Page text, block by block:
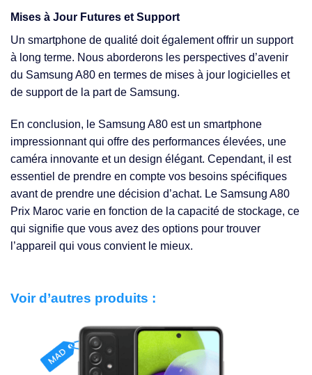
Mises à Jour Futures et Support
Un smartphone de qualité doit également offrir un support
à long terme. Nous aborderons les perspectives d’avenir
du Samsung A80 en termes de mises à jour logicielles et
de support de la part de Samsung.
En conclusion, le Samsung A80 est un smartphone
impressionnant qui offre des performances élevées, une
caméra innovante et un design élégant. Cependant, il est
essentiel de prendre en compte vos besoins spécifiques
avant de prendre une décision d’achat. Le Samsung A80
Prix Maroc varie en fonction de la capacité de stockage, ce
qui signifie que vous avez des options pour trouver
l’appareil qui vous convient le mieux.
Voir d’autres produits :